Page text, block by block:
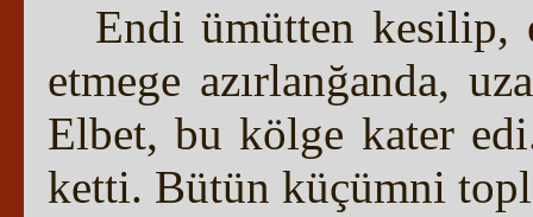
Endi ümütten kesilip,
etmege azırlanğanda,
Elbet, bu kölge kater
ketti. Bütün küçümni